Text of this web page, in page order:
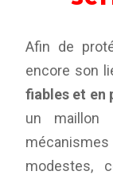
Afin de
encore son
fiables et en
un maillon
modestes,